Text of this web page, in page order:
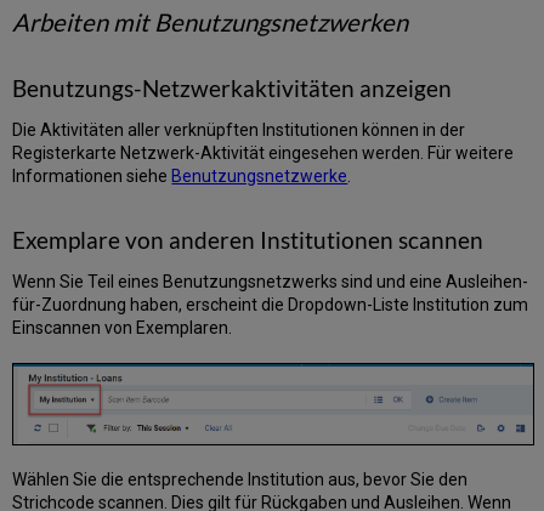
Arbeiten mit Benutzungsnetzwerken
Benutzungs-Netzwerkaktivitäten anzeigen
Die Aktivitäten aller verknüpften Institutionen können in der
Registerkarte Netzwerk-Aktivität eingesehen werden. Für weitere
Informationen siehe Benutzungsnetzwerke.
Exemplare von anderen Institutionen scannen
Wenn Sie Teil eines Benutzungsnetzwerks sind und eine Ausleihen-
für-Zuordnung haben, erscheint die Dropdown-Liste Institution zum
Einscannen von Exemplaren.
Wählen Sie die entsprechende Institution aus, bevor Sie den
Strichcode scannen. Dies gilt für Rückgaben und Ausleihen. Wenn